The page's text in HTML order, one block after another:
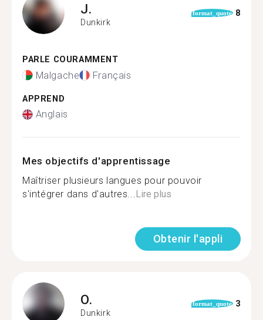
J.
Dunkirk
format_quote 8
PARLE COURAMMENT
Malgache Français
APPREND
Anglais
Mes objectifs d'apprentissage
Maîtriser plusieurs langues pour pouvoir
s'intégrer dans d'autres...Lire plus
Obtenir l'appli
O.
Dunkirk
format_quote 3